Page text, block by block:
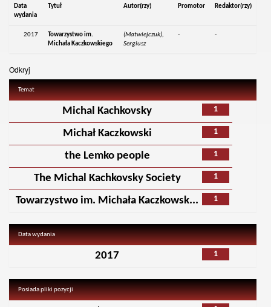
Data
wydania
Tytuł Autor(rzy) Promotor Redaktor(rzy)
2017
Towarzystwo im.
Michała Kaczkowskiego
(Matwiejczuk),
Sergiusz
- -
Odkryj
Temat
1
Michal Kachkovsky
1
Michał Kaczkowski
1
the Lemko people
1
The Michal Kachkovsky Society
1
Towarzystwo im. Michała Kaczkowsk...
Data wydania
1
2017
Posiada pliki pozycji